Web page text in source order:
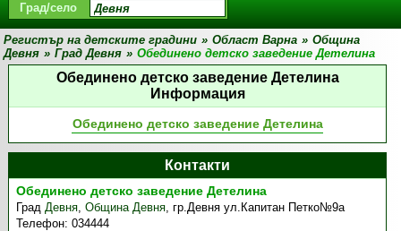
Град/село
Регистър на детските градини » Област Варна » Община
Девня » Град Девня » Обединено детско заведение Детелина
Обединено детско заведение Детелина
Информация
Обединено детско заведение Детелина
Контакти
Обединено детско заведение Детелина
ГрадДевня,Община Девня,гр.Девня ул.Капитан Петко№9а
Телефон:034444